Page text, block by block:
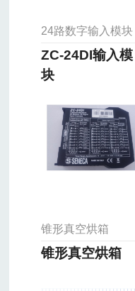
24路数字输入模块
ZC-24DI输入模
块
锥形真空烘箱
锥形真空烘箱